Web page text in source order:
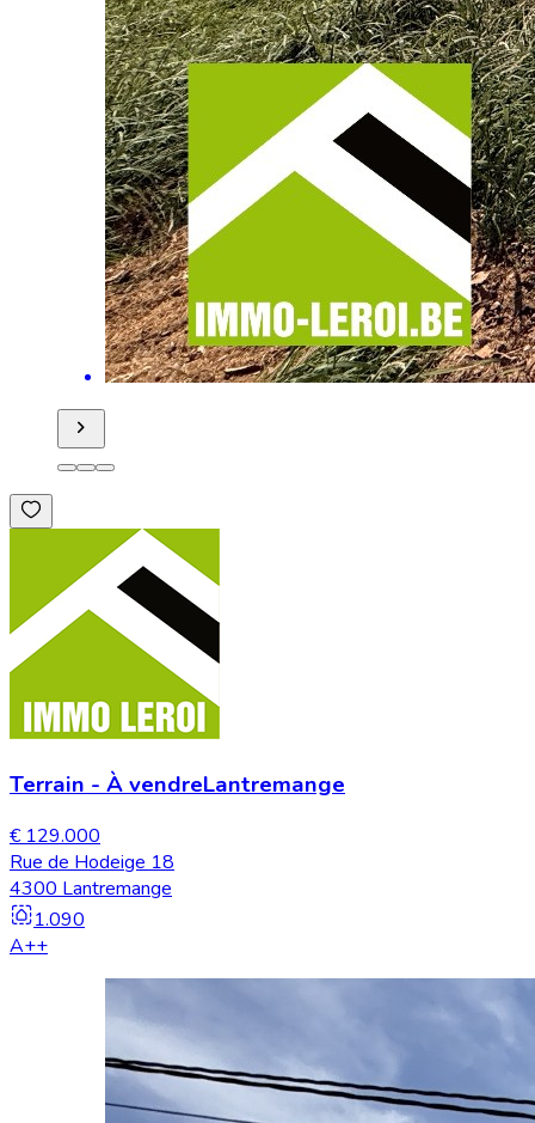
Terrain - À vendreLantremange
€ 129.000
Rue de Hodeige 18
4300 Lantremange
1.090
A++